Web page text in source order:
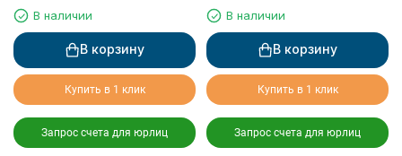
В наличии
В корзину
Купить в 1 клик
Запрос счета для юрлиц
держателем
В наличии
В корзину
Купить в 1 клик
Запрос счета для юрлиц